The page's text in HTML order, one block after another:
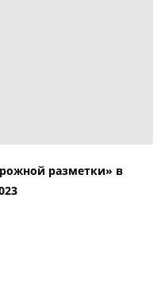
разметки» в